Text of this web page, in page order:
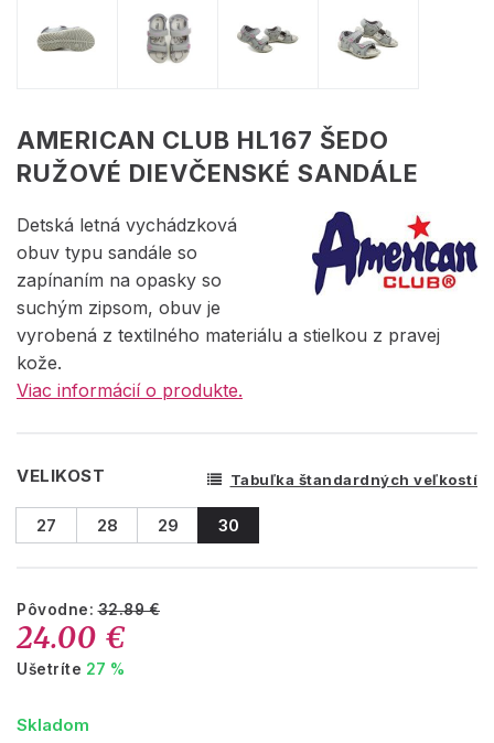
AMERICAN CLUB HL167 ŠEDO
RUŽOVÉ DIEVČENSKÉ SANDÁLE
Detská letná vychádzková
obuv typu sandále so
zapínaním na opasky so
suchým zipsom, obuv je
vyrobená z textilného materiálu a stielkou z pravej
kože.
Viac informácií o produkte.
VELIKOST Tabuľka štandardných veľkostí
27 28 29 30
Pôvodne:32.89 €
24.00 €
Ušetríte 27 %
Skladom